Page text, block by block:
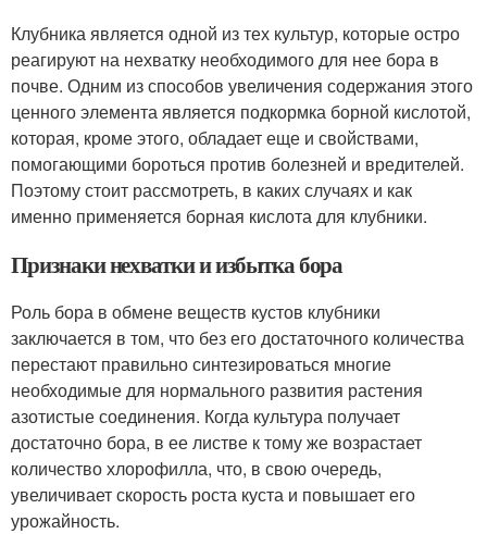
Клубника является одной из тех культур, которые остро
реагируют на нехватку необходимого для нее бора в
почве. Одним из способов увеличения содержания этого
ценного элемента является подкормка борной кислотой,
которая, кроме этого, обладает еще и свойствами,
помогающими бороться против болезней и вредителей.
Поэтому стоит рассмотреть, в каких случаях и как
именно применяется борная кислота для клубники.
Признаки нехватки и избытка бора
Роль бора в обмене веществ кустов клубники
заключается в том, что без его достаточного количества
перестают правильно синтезироваться многие
необходимые для нормального развития растения
азотистые соединения. Когда культура получает
достаточно бора, в ее листве к тому же возрастает
количество хлорофилла, что, в свою очередь,
увеличивает скорость роста куста и повышает его
урожайность.